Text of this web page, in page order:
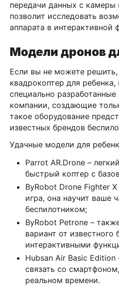
передачи данных с камеры
позволит исследовать
аппарата в интерактивной
Модели дронов
Если вы не можете решить,
квадрокоптер для
специально
компании, создающие
такое оборудование
известных брендов
Удачные модели для
Parrot AR.Drone –
быстрый коптер с
ByRobot Drone Fighter
игра, она научит ваше
беспилотником;
ByRobot Petrone –
вариант от известного
интерактивными
Hubsan Air Basic
связать со
реальном времени.